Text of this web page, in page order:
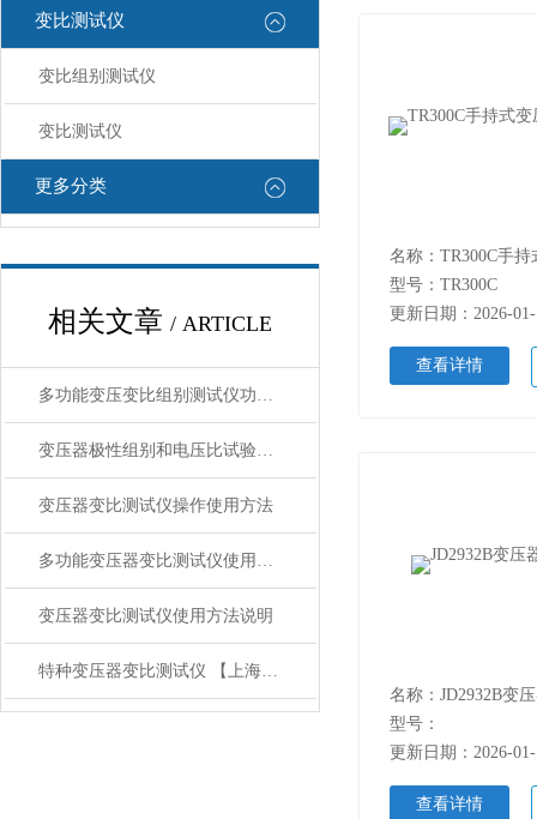
变比测试仪
变比组别测试仪
变比测试仪
更多分类
相关文章 / ARTICLE
多功能变压变比组别测试仪功能特点
变压器极性组别和电压比试验的目的
变压器变比测试仪操作使用方法
多功能变压器变比测试仪使用方法说明
变压器变比测试仪使用方法说明
特种变压器变比测试仪 【上海康登电气】技术参数
型号：TR300C
更新日期：2026-
查看详情
名称：JD2932B变
型号：
更新日期：2026-
查看详情